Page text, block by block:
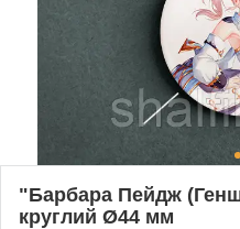
"Барбара Пейдж
круглий Ø44 мм